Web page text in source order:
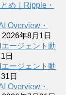
め｜Ripple・
Overview・
2026年8月1日
ージェント動
日
ージェント動
日
Overview・